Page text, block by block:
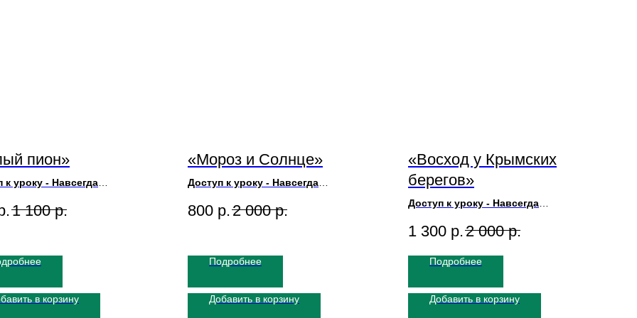
пион»
к уроку - Навсегда
Картины 50х50
1 100 р.
в корзину
«Мороз и Солнце»
Доступ к уроку - Навсегда
Размер Картины 50х70
800 р.2 000 р.
Подробнее
Добавить в корзину
«Восход у Крымских
берегов»
Доступ к уроку - Навсегда
Размер Картины 50х70
1 300 р.2 000 р.
Подробнее
Добавить в корзину